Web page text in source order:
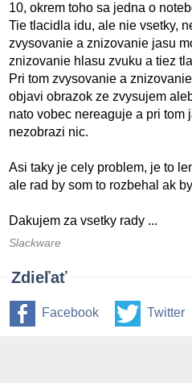
10, okrem toho sa jedna o
Tie tlacidla idu, ale nie vsetky,
zvysovanie a znizovanie jasu
znizovanie hlasu zvuku a tiez
Pri tom zvysovanie a
objavi obrazok ze zvysujem
nato vobec nereaguje a pri tom
nezobrazi nic.
Asi taky je cely problem, je to
ale rad by som to rozbehal ak
Dakujem za vsetky rady ...
Slackware
Zdieľať
Facebook Twitter